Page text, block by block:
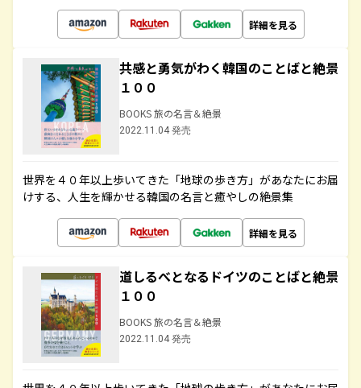
詳細を見る
共感と勇気がわく韓国のことばと絶景
１００
BOOKS 旅の名言＆絶景
2022.11.04 発売
世界を４０年以上歩いてきた「地球の歩き方」があなたにお届
けする、人生を輝かせる韓国の名言と癒やしの絶景集
詳細を見る
道しるべとなるドイツのことばと絶景
１００
BOOKS 旅の名言＆絶景
2022.11.04 発売